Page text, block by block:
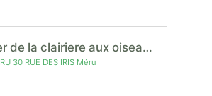
Rucher de la clairiere aux oiseaux
30 RUE DES IRIS Méru